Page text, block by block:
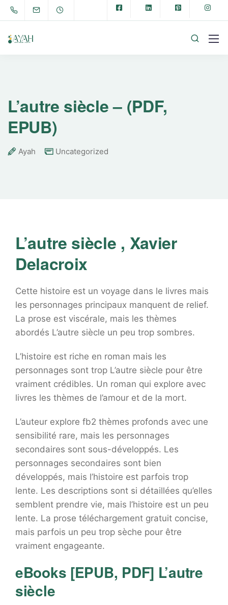
L’autre siècle – (PDF,
EPUB)
Ayah Uncategorized
L’autre siècle , Xavier
Delacroix
Cette histoire est un voyage dans le livres mais
les personnages principaux manquent de relief.
La prose est viscérale, mais les thèmes
abordés L’autre siècle un peu trop sombres.
L’histoire est riche en roman mais les
personnages sont trop L’autre siècle pour être
vraiment crédibles. Un roman qui explore avec
livres les thèmes de l’amour et de la mort.
L’auteur explore fb2 thèmes profonds avec une
sensibilité rare, mais les personnages
secondaires sont sous-développés. Les
personnages secondaires sont bien
développés, mais l’histoire est parfois trop
lente. Les descriptions sont si détaillées qu’elles
semblent prendre vie, mais l’histoire est un peu
lente. La prose téléchargement gratuit concise,
mais parfois un peu trop sèche pour être
vraiment engageante.
eBooks [EPUB, PDF] L’autre
siècle